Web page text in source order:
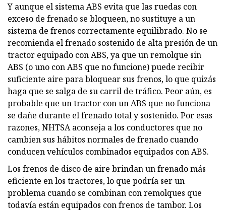
Y aunque el sistema ABS evita que las ruedas con
exceso de frenado se bloqueen, no sustituye a un
sistema de frenos correctamente equilibrado. No se
recomienda el frenado sostenido de alta presión de un
tractor equipado con ABS, ya que un remolque sin
ABS (o uno con ABS que no funcione) puede recibir
suficiente aire para bloquear sus frenos, lo que quizás
haga que se salga de su carril de tráfico. Peor aún, es
probable que un tractor con un ABS que no funciona
se dañe durante el frenado total y sostenido. Por esas
razones, NHTSA aconseja a los conductores que no
cambien sus hábitos normales de frenado cuando
conducen vehículos combinados equipados con ABS.
Los frenos de disco de aire brindan un frenado más
eficiente en los tractores, lo que podría ser un
problema cuando se combinan con remolques que
todavía están equipados con frenos de tambor. Los